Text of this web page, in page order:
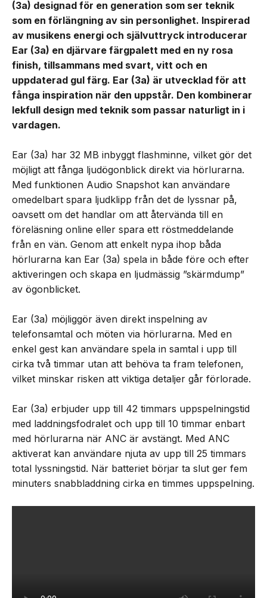
(3a) designad för en generation som ser teknik
som en förlängning av sin personlighet. Inspirerad
av musikens energi och självuttryck introducerar
Ear (3a) en djärvare färgpalett med en ny rosa
finish, tillsammans med svart, vitt och en
uppdaterad gul färg. Ear (3a) är utvecklad för att
fånga inspiration när den uppstår. Den kombinerar
lekfull design med teknik som passar naturligt in i
vardagen.
Ear (3a) har 32 MB inbyggt flashminne, vilket gör det
möjligt att fånga ljudögonblick direkt via hörlurarna.
Med funktionen Audio Snapshot kan användare
omedelbart spara ljudklipp från det de lyssnar på,
oavsett om det handlar om att återvända till en
föreläsning online eller spara ett röstmeddelande
från en vän. Genom att enkelt nypa ihop båda
hörlurarna kan Ear (3a) spela in både före och efter
aktiveringen och skapa en ljudmässig ”skärmdump”
av ögonblicket.
Ear (3a) möjliggör även direkt inspelning av
telefonsamtal och möten via hörlurarna. Med en
enkel gest kan användare spela in samtal i upp till
cirka två timmar utan att behöva ta fram telefonen,
vilket minskar risken att viktiga detaljer går förlorade.
Ear (3a) erbjuder upp till 42 timmars uppspelningstid
med laddningsfodralet och upp till 10 timmar enbart
med hörlurarna när ANC är avstängt. Med ANC
aktiverat kan användare njuta av upp till 25 timmars
total lyssningstid. När batteriet börjar ta slut ger fem
minuters snabbladdning cirka en timmes uppspelning.